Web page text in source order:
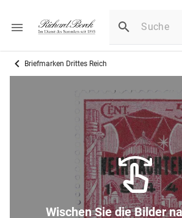
Briefmarken Drittes Reich
Wischen Sie die Bilder